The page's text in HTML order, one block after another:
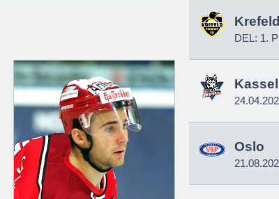
DEL: 1.
Kassel
Oslo